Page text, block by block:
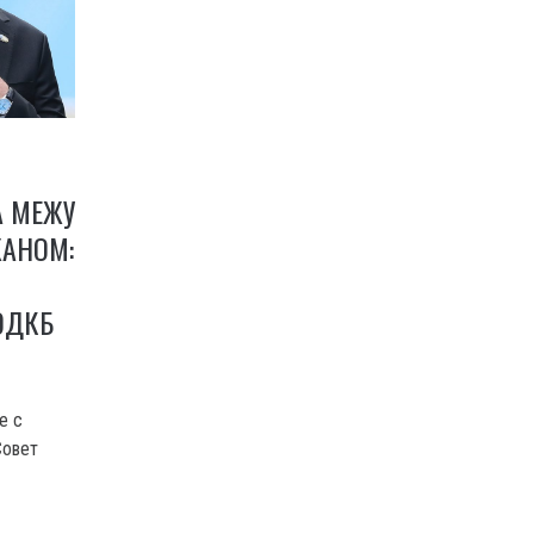
МЕЖУ
с